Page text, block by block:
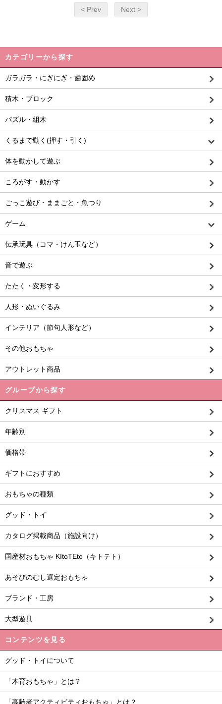
< Prev Next >
カテゴリーから探す
ガラガラ・にぎにぎ・歯固め
積木・ブロック
パズル・組木
くるまで動く(押す・引く)
体を動かして遊ぶ
ころがす・動かす
ごっこ遊び・ままごと・魚つり
ゲーム
伝承玩具（コマ・けん玉など）
音で遊ぶ
たたく・変形する
人形・ぬいぐるみ
インテリア（節句人形など）
その他おもちゃ
アウトレット商品
グループから探す
クリスマス ギフト
年齢別
価格帯
ギフトにおすすめ
おもちゃの種類
グッド・トイ
カタログ掲載商品（施設向け）
国産材おもちゃ KItoTEto（キトテト）
あそびのむし選定おもちゃ
ブランド・工房
大型遊具
コンテンツを見る
グッド・トイについて
「木育おもちゃ」とは？
「高齢者アクティビティおもちゃ」とは？